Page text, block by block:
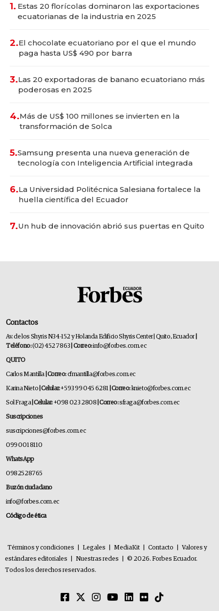
1. Estas 20 florícolas dominaron las exportaciones
ecuatorianas de la industria en 2025
2.El chocolate ecuatoriano por el que el mundo
paga hasta US$ 490 por barra
3.Las 20 exportadoras de banano ecuatoriano más
poderosas en 2025
4.Más de US$ 100 millones se invierten en la
transformación de Solca
5.Samsung presenta una nueva generación de
tecnología con Inteligencia Artificial integrada
6.La Universidad Politécnica Salesiana fortalece la
huella científica del Ecuador
7.Un hub de innovación abrió sus puertas en Quito
Contactos
Av. de los Shyris N34-152 y Holanda Edificio Shyris Center | Quito, Ecuador
Teléfono:(02) 452 7863 | Correo:info@forbes.com.ec
QUITO
Carlos Mantilla | Correo:cfmantilla@forbes.com.ec
Karina Nieto | Celular:+593 99 045 6281 | Correo:knieto@forbes.com.ec
Sol Fraga| Celular:+098 023 2808 | Correo:sfraga@forbes.com.ec
Suscripciones
suscripciones@forbes.com.ec
099 001 8110
WhatsApp
0982528765
Buzón ciudadano
info@forbes.com.ec
Código de ética
Términos y condiciones Legales MediaKit Contacto
Valores y
estándares editoriales
Nuestras redes
© 2026. Forbes Ecuador.
Todos los derechos reservados.